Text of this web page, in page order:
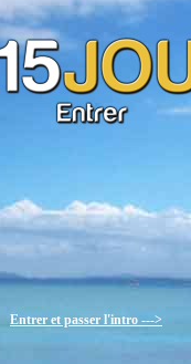
Entrer et passer l'intro --->